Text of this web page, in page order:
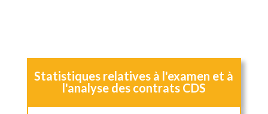
Statistiques relatives à l'examen et à
l'analyse des contrats CDS